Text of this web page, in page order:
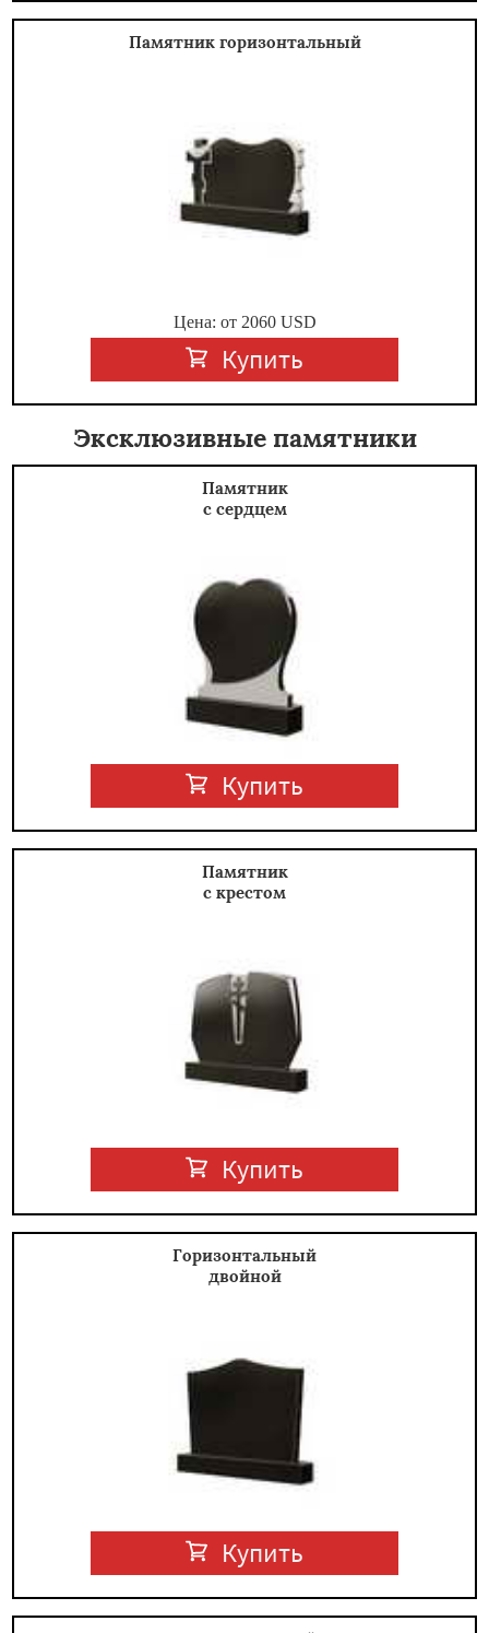
Памятник горизонтальный
Цена: от 2060USD
Купить
Эксклюзивные памятники
Памятник
с сердцем
Купить
Памятник
с крестом
Купить
Горизонтальный
двойной
Купить